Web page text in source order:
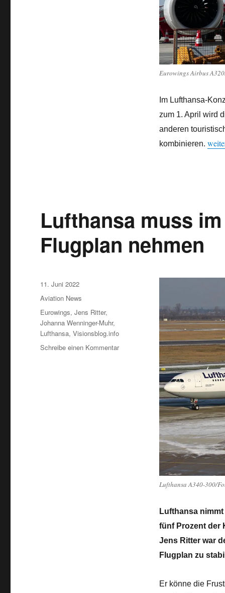
Eurowings Airbus
Im Lufthansa-
zum 1. April wird
anderen
kombinieren.
Lufthansa muss
Flugplan nehmen
Lufthansa A340-300/
Lufthansa
fünf Prozent der
Jens Ritter war
Flugplan zu
Er könne die
Veröffentlicht
am
11. Juni 2022
Kategorien
Aviation News
Schlagwörter
Eurowings,Jens Ritter,
Johanna Wenninger-Muhr,
Lufthansa,Visionsblog.info
Schreibe einen Kommentarzu